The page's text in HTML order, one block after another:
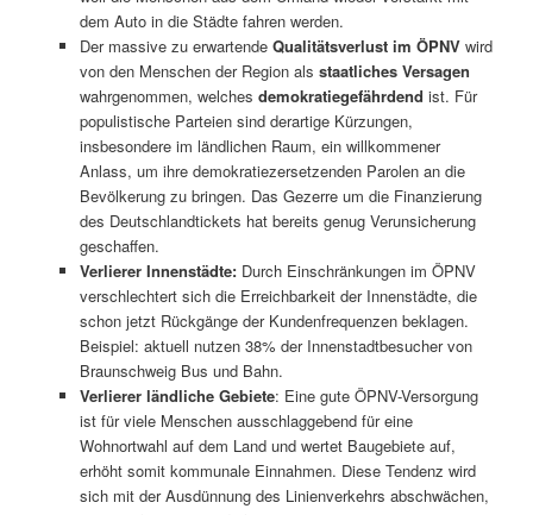
dem Auto in die Städte fahren werden.
Der massive zu erwartende Qualitätsverlust im ÖPNVwird
von den Menschen der Region als staatliches Versagen
wahrgenommen, welches demokratiegefährdend ist. Für
populistische Parteien sind derartige Kürzungen,
insbesondere im ländlichen Raum, ein willkommener
Anlass, um ihre demokratiezersetzenden Parolen an die
Bevölkerung zu bringen. Das Gezerre um die Finanzierung
des Deutschlandtickets hat bereits genug Verunsicherung
geschaffen.
Verlierer Innenstädte:Durch Einschränkungen im ÖPNV
verschlechtert sich die Erreichbarkeit der Innenstädte, die
schon jetzt Rückgänge der Kundenfrequenzen beklagen.
Beispiel: aktuell nutzen 38% der Innenstadtbesucher von
Braunschweig Bus und Bahn.
Verlierer ländliche Gebiete: Eine gute ÖPNV-Versorgung
ist für viele Menschen ausschlaggebend für eine
Wohnortwahl auf dem Land und wertet Baugebiete auf,
erhöht somit kommunale Einnahmen. Diese Tendenz wird
sich mit der Ausdünnung des Linienverkehrs abschwächen,